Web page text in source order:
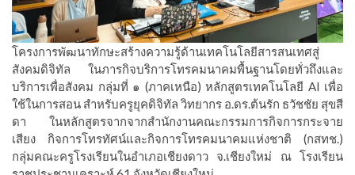
โครงการพัฒนาทักษะสร้างความรู้ด้านเทคโนโลยีสารสนเทศสู่
สังคมดิจิทัล ในภารกิจบริการโทรคมนาคมพื้นฐานโดยทั่วถึงและ
บริการเพื่อสังคม กลุ่มที่ ๑ (ภาคเหนือ) หลักสูตรเทคโนโลยี AI เพื่อ
ใช้ในการสอน สำหรับครูยุคดิจิทัล วิทยากร อ.ดร.ต้นรัก ธวัชชัย สุขสี
ดา ในหลักสูตรจากจากสำนักงานคณะกรรมการกิจการกระจาย
เสียง กิจการโทรทัศน์และกิจการโทรคมนาคมแห่งชาติ (กสทช.)
กลุ่มคณะครูโรงเรียนในอำเภอเชียงดาว จ.เชียงใหม่ ณ โรงเรียน